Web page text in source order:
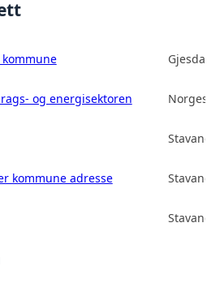
og energisektoren
kommune adresse